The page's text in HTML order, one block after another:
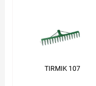
TIRMIK 107